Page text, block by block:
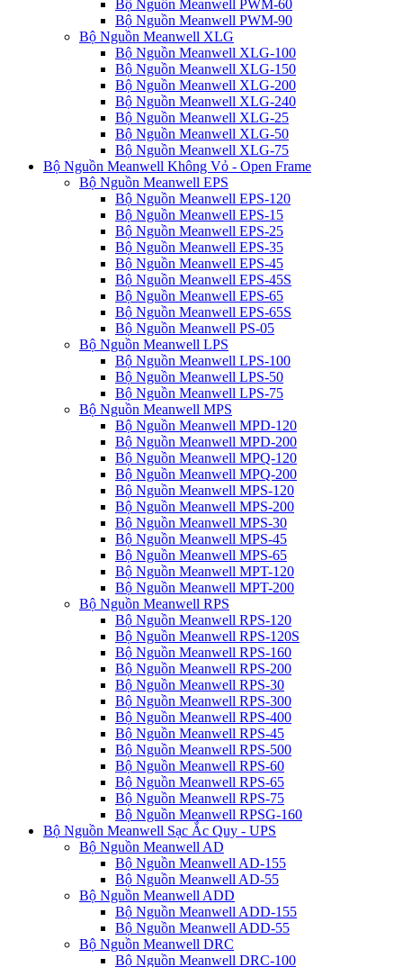
Bộ Nguồn Meanwell PWM-60
Bộ Nguồn Meanwell PWM-90
Bộ Nguồn Meanwell XLG
Bộ Nguồn Meanwell XLG-100
Bộ Nguồn Meanwell XLG-150
Bộ Nguồn Meanwell XLG-200
Bộ Nguồn Meanwell XLG-240
Bộ Nguồn Meanwell XLG-25
Bộ Nguồn Meanwell XLG-50
Bộ Nguồn Meanwell XLG-75
Bộ Nguồn Meanwell Không Vỏ - Open Frame
Bộ Nguồn Meanwell EPS
Bộ Nguồn Meanwell EPS-120
Bộ Nguồn Meanwell EPS-15
Bộ Nguồn Meanwell EPS-25
Bộ Nguồn Meanwell EPS-35
Bộ Nguồn Meanwell EPS-45
Bộ Nguồn Meanwell EPS-45S
Bộ Nguồn Meanwell EPS-65
Bộ Nguồn Meanwell EPS-65S
Bộ Nguồn Meanwell PS-05
Bộ Nguồn Meanwell LPS
Bộ Nguồn Meanwell LPS-100
Bộ Nguồn Meanwell LPS-50
Bộ Nguồn Meanwell LPS-75
Bộ Nguồn Meanwell MPS
Bộ Nguồn Meanwell MPD-120
Bộ Nguồn Meanwell MPD-200
Bộ Nguồn Meanwell MPQ-120
Bộ Nguồn Meanwell MPQ-200
Bộ Nguồn Meanwell MPS-120
Bộ Nguồn Meanwell MPS-200
Bộ Nguồn Meanwell MPS-30
Bộ Nguồn Meanwell MPS-45
Bộ Nguồn Meanwell MPS-65
Bộ Nguồn Meanwell MPT-120
Bộ Nguồn Meanwell MPT-200
Bộ Nguồn Meanwell RPS
Bộ Nguồn Meanwell RPS-120
Bộ Nguồn Meanwell RPS-120S
Bộ Nguồn Meanwell RPS-160
Bộ Nguồn Meanwell RPS-200
Bộ Nguồn Meanwell RPS-30
Bộ Nguồn Meanwell RPS-300
Bộ Nguồn Meanwell RPS-400
Bộ Nguồn Meanwell RPS-45
Bộ Nguồn Meanwell RPS-500
Bộ Nguồn Meanwell RPS-60
Bộ Nguồn Meanwell RPS-65
Bộ Nguồn Meanwell RPS-75
Bộ Nguồn Meanwell RPSG-160
Bộ Nguồn Meanwell Sạc Ắc Quy - UPS
Bộ Nguồn Meanwell AD
Bộ Nguồn Meanwell AD-155
Bộ Nguồn Meanwell AD-55
Bộ Nguồn Meanwell ADD
Bộ Nguồn Meanwell ADD-155
Bộ Nguồn Meanwell ADD-55
Bộ Nguồn Meanwell DRC
Bộ Nguồn Meanwell DRC-100